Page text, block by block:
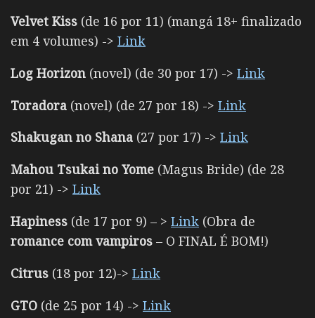
Velvet Kiss (de 16 por 11) (mangá 18+ finalizado
em 4 volumes) -> Link
Log Horizon (novel) (de 30 por 17) -> Link
Toradora (novel) (de 27 por 18) -> Link
Shakugan no Shana (27 por 17) -> Link
Mahou Tsukai no Yome (Magus Bride) (de 28
por 21) -> Link
Hapiness (de 17 por 9) – > Link (Obra de
romance com vampiros – O FINAL É BOM!)
Citrus (18 por 12)-> Link
GTO (de 25 por 14) -> Link